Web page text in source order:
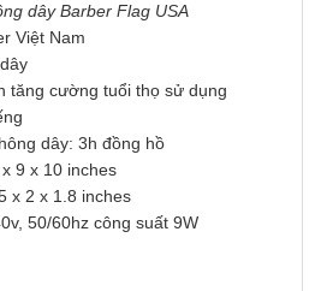
dây Barber Flag USA
Việt Nam
tăng cường tuổi thọ sử dụng
dây: 3h đồng hồ
9 x 10 inches
x 2 x 1.8 inches
50/60hz công suất 9W